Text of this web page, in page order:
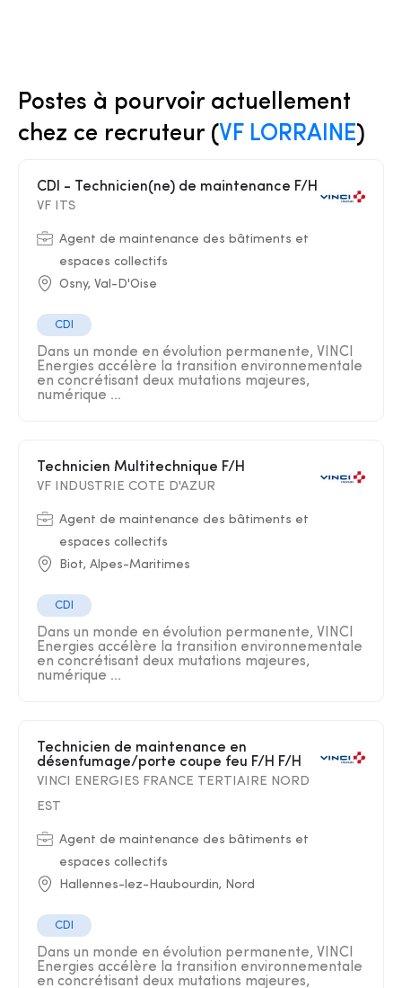
Postes à pourvoir actuellement
chez ce recruteur (VF LORRAINE)
CDI - Technicien(ne) de maintenance F/H
VF ITS
Agent de maintenance des bâtiments et
espaces collectifs
Osny, Val-D'Oise
CDI
Dans un monde en évolution permanente, VINCI
Energies accélère la transition environnementale
en concrétisant deux mutations majeures,
numérique ...
Technicien Multitechnique F/H
VF INDUSTRIE COTE D'AZUR
Agent de maintenance des bâtiments et
espaces collectifs
Biot, Alpes-Maritimes
CDI
Dans un monde en évolution permanente, VINCI
Energies accélère la transition environnementale
en concrétisant deux mutations majeures,
numérique ...
désenfumage/porte coupe feu F/H F/H
VINCI ENERGIES FRANCE TERTIAIRE NORD
EST
Agent de maintenance des bâtiments et
espaces collectifs
Hallennes-lez-Haubourdin, Nord
CDI
Dans un monde en évolution permanente, VINCI
Energies accélère la transition environnementale
en concrétisant deux mutations majeures,